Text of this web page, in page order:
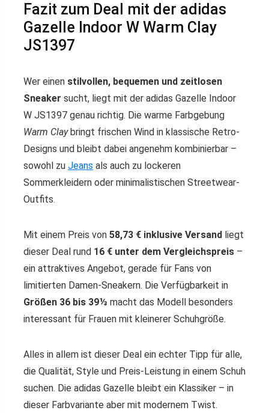
Fazit zum Deal mit der adidas
Gazelle Indoor W Warm Clay
JS1397
Wer einen stilvollen, bequemen und zeitlosen
Sneaker sucht, liegt mit der adidas Gazelle Indoor
W JS1397 genau richtig. Die warme Farbgebung
Warm Claybringt frischen Wind in klassische Retro-
Designs und bleibt dabei angenehm kombinierbar –
sowohl zu Jeans als auch zu lockeren
Sommerkleidern oder minimalistischen Streetwear-
Outfits.
Mit einem Preis von 58,73 € inklusive Versand liegt
dieser Deal rund 16 € unter dem Vergleichspreis –
ein attraktives Angebot, gerade für Fans von
limitierten Damen-Sneakern. Die Verfügbarkeit in
Größen 36 bis 39⅓ macht das Modell besonders
interessant für Frauen mit kleinerer Schuhgröße.
Alles in allem ist dieser Deal ein echter Tipp für alle,
die Qualität, Style und Preis-Leistung in einem Schuh
suchen. Die adidas Gazelle bleibt ein Klassiker – in
dieser Farbvariante aber mit modernem Twist.